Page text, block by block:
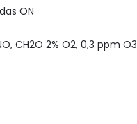
ON
CH2O 2% O2, 0,3 ppm O3